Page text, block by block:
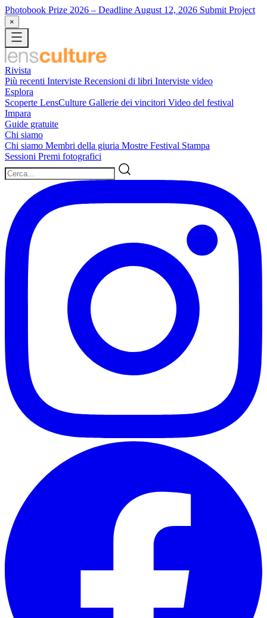
Photobook Prize 2026 – Deadline August 12, 2026 Submit Project
×
Rivista
Più recenti Interviste Recensioni di libri Interviste video
Esplora
Scoperte LensCulture Gallerie dei vincitori Video del festival
Impara
Guide gratuite
Chi siamo
Chi siamo Membri della giuria Mostre Festival Stampa
Sessioni Premi fotografici